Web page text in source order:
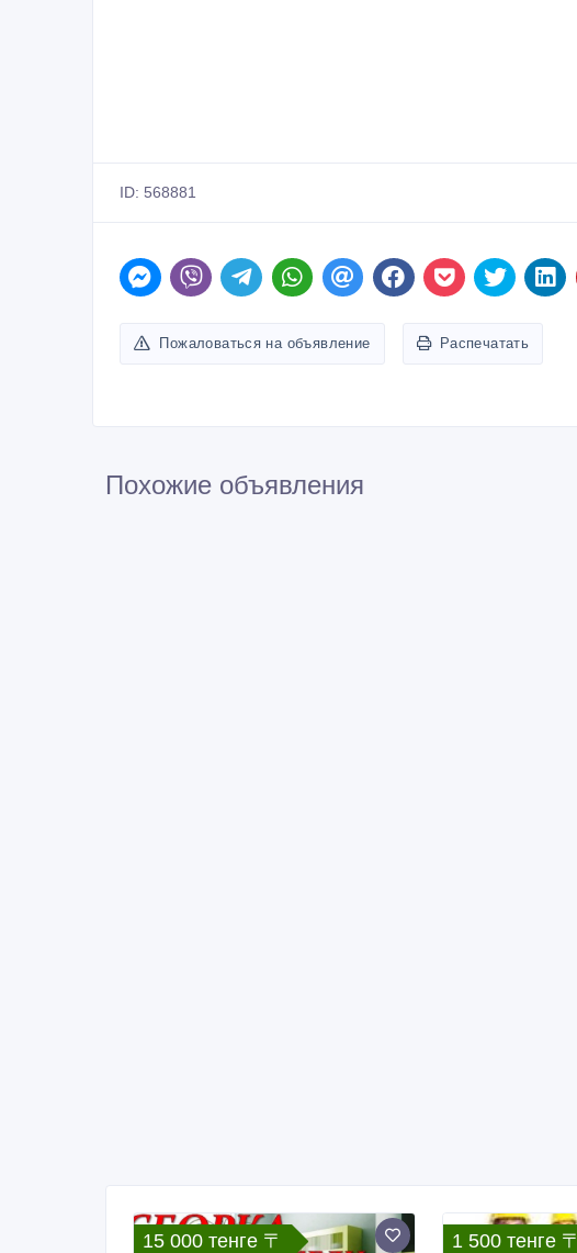
ID: 568881
Пожаловаться на объявление Распечатать
Похожие объявления
15 000 тенге 〒 1 500 тенге 〒